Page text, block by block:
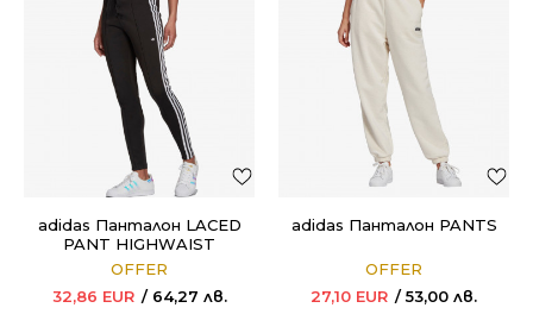
adidas Панталон LACED
PANT HIGHWAIST
OFFER
32,86 EUR 64,27 лв.
adidas Панталон PANTS
OFFER
27,10 EUR 53,00 лв.